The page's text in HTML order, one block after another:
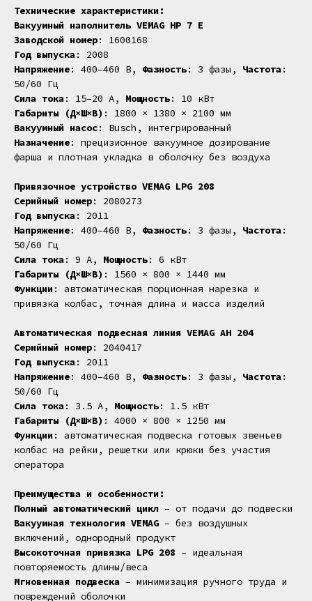
Технические характеристики:
Вакуумный наполнитель VEMAG HP 7 E
Заводской номер: 1600168
Год выпуска: 2008
Напряжение: 400–460 В, Фазность: 3 фазы, Частота:
50/60 Гц
Сила тока: 15–20 А, Мощность: 10 кВт
Габариты (Д×Ш×В) : 1800 × 1380 × 2100 мм
Вакуумный насос: Busch, интегрированный
Назначение: прецизионное вакуумное дозирование
фарша и плотная укладка в оболочку без воздуха
Привязочное устройство VEMAG LPG 208
Серийный номер: 2080273
Год выпуска: 2011
Напряжение: 400–460 В, Фазность: 3 фазы, Частота:
50/60 Гц
Сила тока: 9 А, Мощность: 6 кВт
Габариты (Д×Ш×В) : 1560 × 800 × 1440 мм
Функции: автоматическая порционная нарезка и
привязка колбас, точная длина и масса изделий
Автоматическая подвесная линия VEMAG AH 204
Серийный номер: 2040417
Год выпуска: 2011
Напряжение: 400–460 В, Фазность: 3 фазы, Частота:
50/60 Гц
Сила тока: 3.5 А, Мощность: 1.5 кВт
Габариты (Д×Ш×В) : 4000 × 800 × 1250 мм
Функции: автоматическая подвеска готовых звеньев
колбас на рейки, решетки или крюки без участия
оператора
Преимущества и особенности:
Полный автоматический цикл – от подачи до подвески
Вакуумная технология VEMAG– без воздушных
включений, однородный продукт
Высокоточная привязка LPG 208 – идеальная
повторяемость длины/веса
Мгновенная подвеска – минимизация ручного труда и
повреждений оболочки